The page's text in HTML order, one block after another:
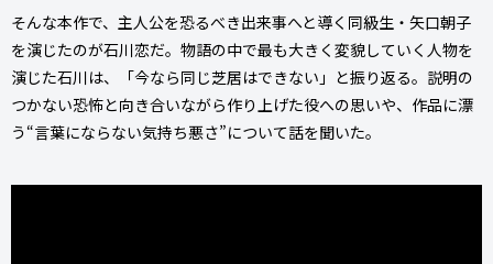
そんな本作で、主人公を恐るべき出来事へと導く同級生・矢口朝子
を演じたのが石川恋だ。物語の中で最も大きく変貌していく人物を
演じた石川は、「今なら同じ芝居はできない」と振り返る。説明の
つかない恐怖と向き合いながら作り上げた役への思いや、作品に漂
う“言葉にならない気持ち悪さ”について話を聞いた。